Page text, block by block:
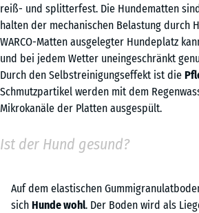
reiß- und splitterfest. Die Hundematten
halten der mechanischen Belastung durch
WARCO-Matten ausgelegter Hundeplatz
und bei jedem Wetter uneingeschränkt
Durch den Selbstreinigungseffekt ist die
Schmutzpartikel werden mit dem
Mikrokanäle der Platten ausgespült.
Ist der Hund gesund?
Auf dem elastischen
sich Hunde wohl. Der Boden wird als